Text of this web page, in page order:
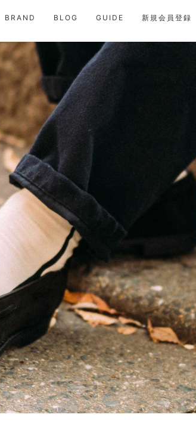
BRAND BLOG GUIDE 新規会員登録